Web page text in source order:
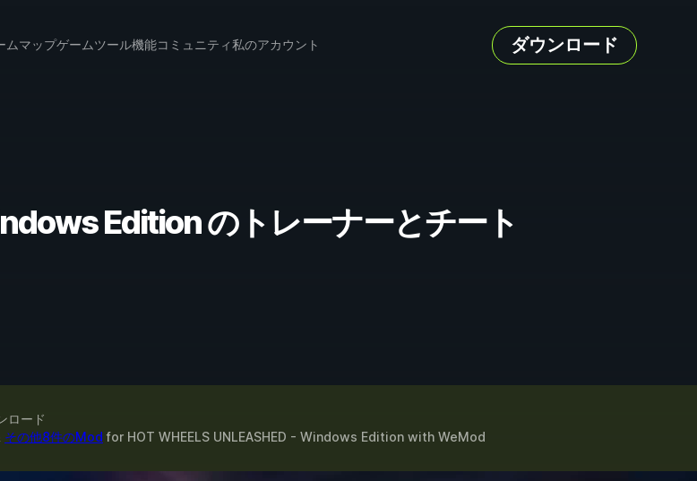
ムマップゲームツール機能コミュニティ私のアカウント ダウンロード
Edition のトレーナーとチート
ロード
その他8件のMod for HOT WHEELS UNLEASHED - Windows Edition with WeMod